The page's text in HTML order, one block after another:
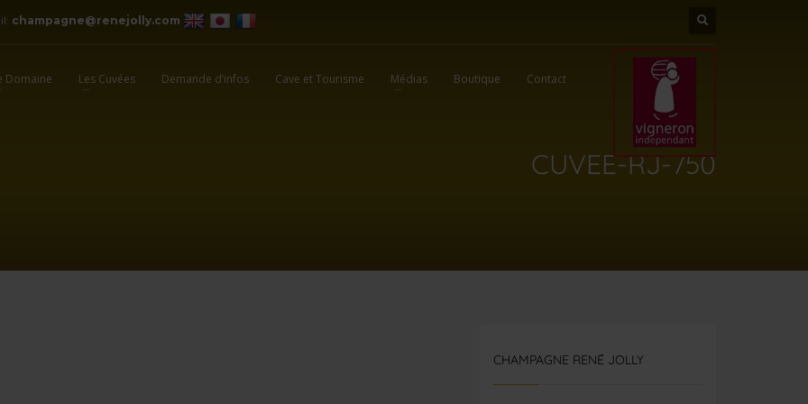
champagne@renejolly.com
Domaine Les Cuvées Demande d’infos Cave et Tourisme Médias Boutique Contact
CUVEE-RJ-750
CHAMPAGNE RENÉ JOLLY